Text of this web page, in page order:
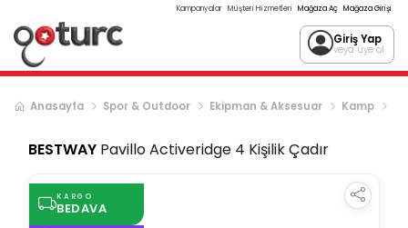
Kampanyalar Müşteri Hizmetleri Mağaza Aç Mağaza Girişi
Giriş Yap
veya üye ol
Anasayfa Spor & Outdoor Ekipman & Aksesuar Kamp
BESTWAY Pavillo Activeridge 4 Kişilik Çadır
KARGO
BEDAVA